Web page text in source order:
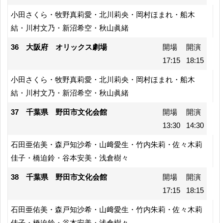
小田さくら・牧野真莉愛・北川莉央・岡村ほまれ・船木
結・川村文乃・新沼希空・秋山眞緒
36 大阪府 オリックス劇場
開場
17:15
開演
18:15
小田さくら・牧野真莉愛・北川莉央・岡村ほまれ・船木
結・川村文乃・新沼希空・秋山眞緒
37 千葉県 野田市文化会館
開場
13:30
開演
14:30
石田亜佑美・森戸知沙希・山﨑愛生・竹内朱莉・佐々木莉
佳子・橋迫鈴・谷本安美・浅倉樹々
38 千葉県 野田市文化会館
開場
17:15
開演
18:15
石田亜佑美・森戸知沙希・山﨑愛生・竹内朱莉・佐々木莉